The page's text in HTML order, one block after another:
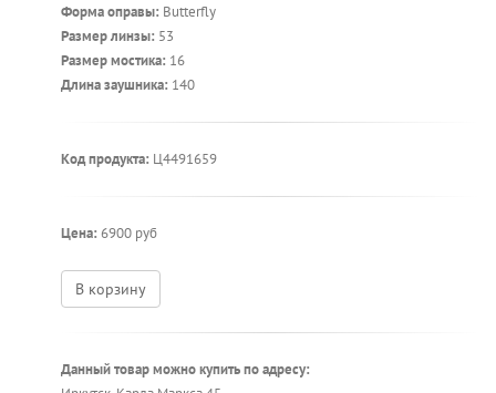
Форма оправы: Butterfly
Размер линзы: 53
Размер мостика: 16
Длина заушника: 140
Код продукта: Ц4491659
Цена: 6900 руб
В корзину
Данный товар можно купить по адресу: